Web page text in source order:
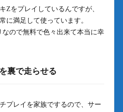
Zをプレイしているんですが、
に満足して使っています。
ので無料で色々出来て本当に幸
裏で走らせる
プレイを家族でするので、サー